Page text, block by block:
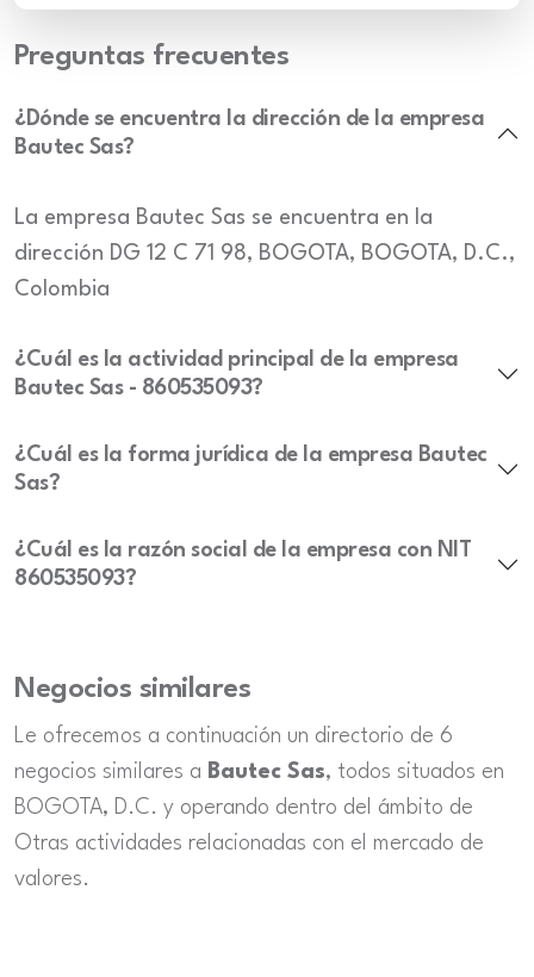
Preguntas frecuentes
¿Dónde se encuentra la dirección de la empresa
Bautec Sas?
La empresa Bautec Sas se encuentra en la
dirección DG 12 C 71 98, BOGOTA, BOGOTA, D.C.,
Colombia
¿Cuál es la actividad principal de la empresa
Bautec Sas - 860535093?
¿Cuál es la forma jurídica de la empresa Bautec
Sas?
¿Cuál es la razón social de la empresa con NIT
860535093?
Negocios similares
Le ofrecemos a continuación un directorio de 6
negocios similares a Bautec Sas, todos situados en
BOGOTA, D.C. y operando dentro del ámbito de
Otras actividades relacionadas con el mercado de
valores.